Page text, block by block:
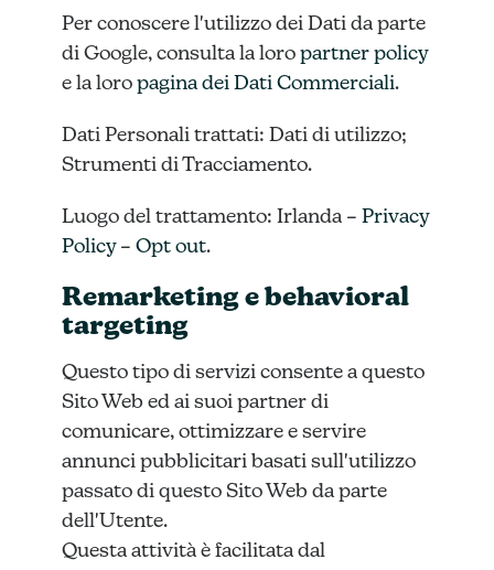
Per conoscere l'utilizzo dei Dati da parte
di Google, consulta la loro partner policy
e la loro pagina dei Dati Commerciali.
Dati Personali trattati: Dati di utilizzo;
Strumenti di Tracciamento.
Luogo del trattamento: Irlanda – Privacy
Policy– Opt out.
Remarketing e behavioral
targeting
Questo tipo di servizi consente a questo
Sito Web ed ai suoi partner di
comunicare, ottimizzare e servire
annunci pubblicitari basati sull'utilizzo
passato di questo Sito Web da parte
dell'Utente.
Questa attività è facilitata dal